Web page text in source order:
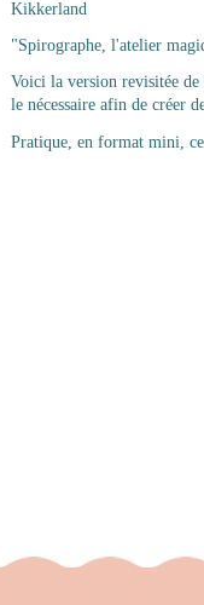
Kikkerland
"Spirographe, l'atelier
Voici la version revisitée
le nécessaire afin de créer
Pratique, en format mini,